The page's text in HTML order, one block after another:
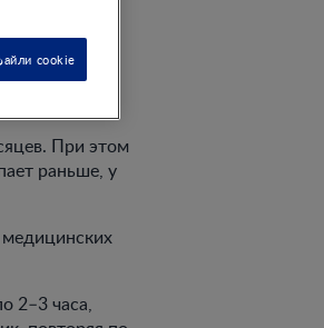
При этом
раньше, у
2–3 часа,
cookie